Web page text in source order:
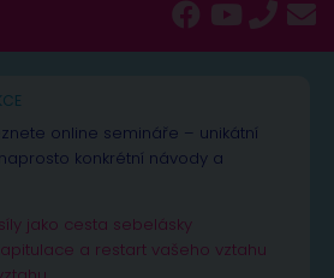
online semináře – unikátní
konkrétní návody a
jako cesta sebelásky
a restart vašeho vztahu